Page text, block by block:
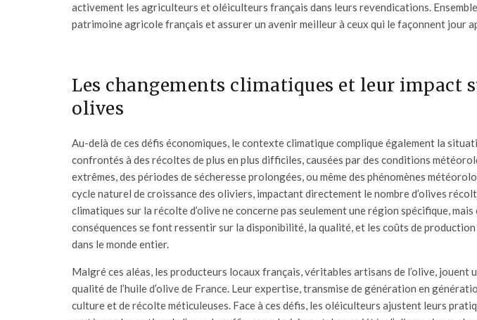
activement les agriculteurs et oléiculteurs français dans leurs revendications.
patrimoine agricole français et assurer un avenir meilleur à ceux qui le façonnent jour
Les changements climatiques et leur impact
olives
Au-delà de ces défis économiques, le contexte climatique complique également la
confrontés à des récoltes de plus en plus difficiles, causées par des conditions
extrêmes, des périodes de sécheresse prolongées, ou même des phénomènes
cycle naturel de croissance des oliviers, impactant directement le nombre d’olives
climatiques sur la récolte d’olive ne concerne pas seulement une région spécifique,
conséquences se font ressentir sur la disponibilité, la qualité, et les coûts de production
dans le monde entier.
Malgré ces aléas, les producteurs locaux français, véritables artisans de l’olive, jouent
qualité de l’huile d’olive de France. Leur expertise, transmise de génération en
culture et de récolte méticuleuses. Face à ces défis, les oléiculteurs ajustent leurs